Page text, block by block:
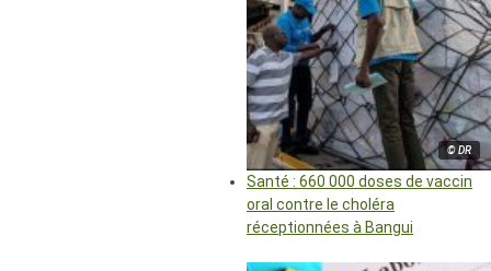
© DR
Santé : 660 000 doses de vaccin
oral contre le choléra
réceptionnées à Bangui